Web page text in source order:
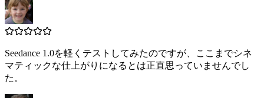
Seedance 1.0を軽くテストしてみたのですが、ここまでシネ
マティックな仕上がりになるとは正直思っていませんでし
た。